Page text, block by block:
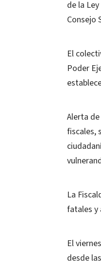
de la
Consejo
El
Poder
Alerta
fiscales,
La
fatales y
El
desde